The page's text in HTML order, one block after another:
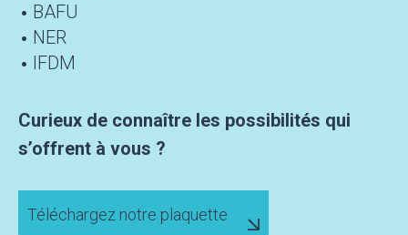
BAFU
NER
IFDM
Curieux de connaître les possibilités qui
s’offrent à vous ?
Téléchargez notre plaquette